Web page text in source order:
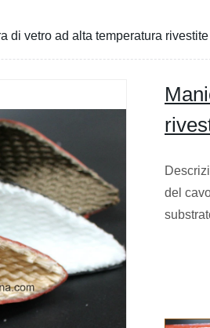
di vetro ad alta temperatura
del